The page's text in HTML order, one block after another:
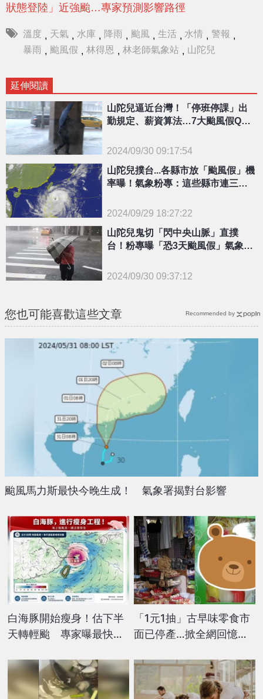
狀態登陸」近強颱…專家預測影響路徑
溫度 天氣 水庫 降雨 颱風 生活 水情 警報
暴雨 , 颱風假 , 林得恩 , 林老師氣象站 , 山陀兒
延伸閱讀
山陀兒逼近台灣！「停班停課」出
勤規定、薪資算法…7大颱風假QA
2024/09/30 09:17:54
{PLAYICON}
山陀兒撲台...各縣市放「颱風假」機
率曝！氣象粉專：這些縣市連三天
2024/09/29 18:27:22
山陀兒鬼切「閃中央山脈」直撲
台！粉專曝「恐3天颱風假」氣象署
2024/09/30 09:37:12
您也可能喜歡這些文章
颱風馬力斯最快今晚生成！ 氣象署揭對台影響
白海豚開始瘦身！估下半
天轉輕颱 專家曝最快
「1元1抽」古早味零食市
面已停產…掀全網回憶
Recommended by